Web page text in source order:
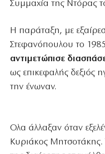
Συμμαχία της Ντόρας
Η παράταξη, με
Στεφανόπουλου το
αντιμετώπισε
ως επικεφαλής δεξιός
την ένωναν.
Ολα άλλαξαν όταν
Κυριάκος Μητσοτάκης.